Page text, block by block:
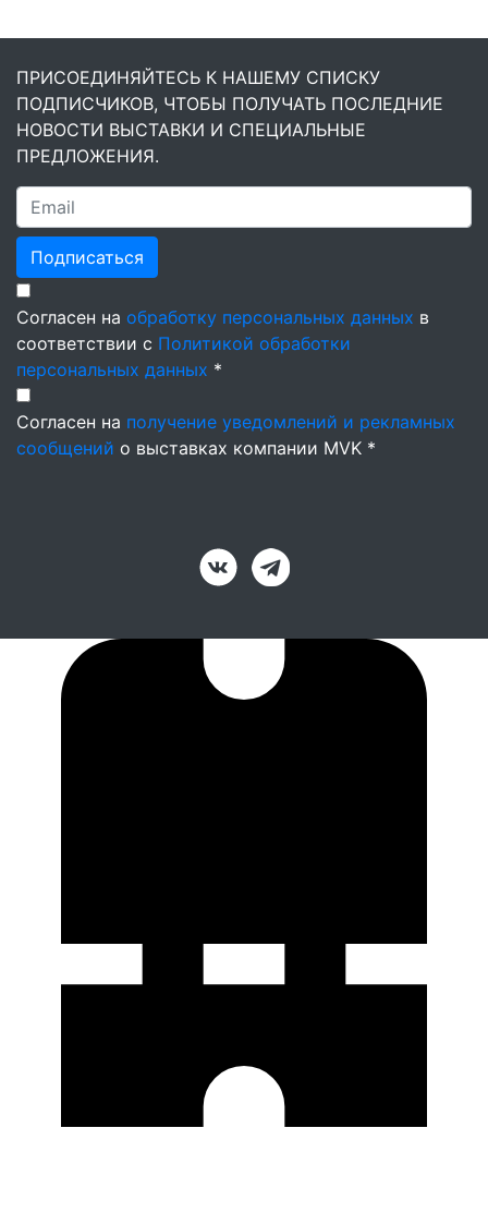
ПРИСОЕДИНЯЙТЕСЬ К НАШЕМУ СПИСКУ
ПОДПИСЧИКОВ, ЧТОБЫ ПОЛУЧАТЬ ПОСЛЕДНИЕ
НОВОСТИ ВЫСТАВКИ И СПЕЦИАЛЬНЫЕ
ПРЕДЛОЖЕНИЯ.
Подписаться
Согласен на обработку персональных данных в
соответствии с Политикой обработки
персональных данных *
Согласен на получение уведомлений и рекламных
сообщений о выставках компании MVK *